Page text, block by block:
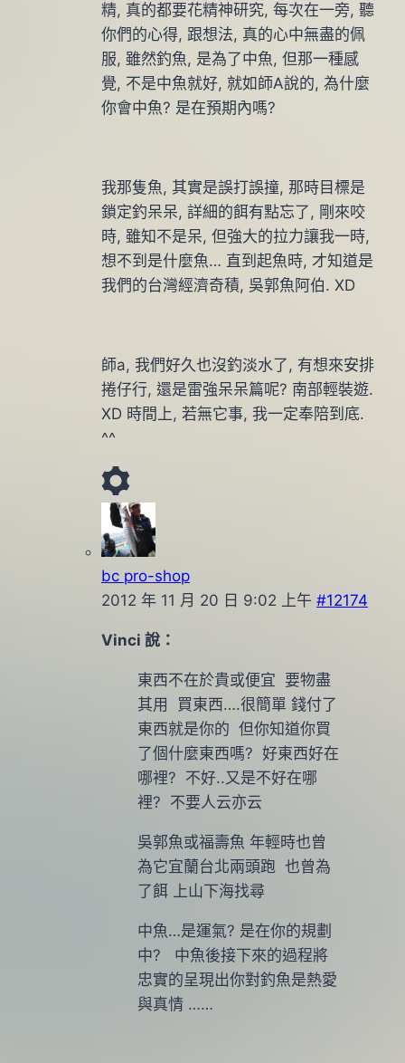
精, 真的都要花精神研究, 每次在一旁, 聽
你們的心得, 跟想法, 真的心中無盡的佩
服, 雖然釣魚, 是為了中魚, 但那一種感
覺, 不是中魚就好, 就如師A說的, 為什麼
你會中魚? 是在預期內嗎?
我那隻魚, 其實是誤打誤撞, 那時目標是
鎖定釣呆呆, 詳細的餌有點忘了, 剛來咬
時, 雖知不是呆, 但強大的拉力讓我一時,
想不到是什麼魚… 直到起魚時, 才知道是
我們的台灣經濟奇積, 吳郭魚阿伯. XD
師a, 我們好久也沒釣淡水了, 有想來安排
捲仔行, 還是雷強呆呆篇呢? 南部輕裝遊.
XD 時間上, 若無它事, 我一定奉陪到底.
^^
bc pro-shop
2012 年 11 月 20 日 9:02 上午 #12174
Vinci 說：
東西不在於貴或便宜 要物盡
其用 買東西….很簡單 錢付了
東西就是你的 但你知道你買
了個什麼東西嗎? 好東西好在
哪裡? 不好..又是不好在哪
裡? 不要人云亦云
吳郭魚或福壽魚 年輕時也曾
為它宜蘭台北兩頭跑 也曾為
了餌 上山下海找尋
中魚…是運氣? 是在你的規劃
中? 中魚後接下來的過程將
忠實的呈現出你對釣魚是熱愛
與真情 ……